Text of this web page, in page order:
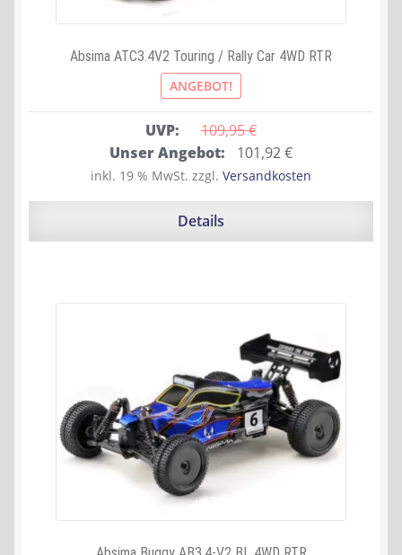
Absima ATC3.4V2 Touring / Rally Car 4WD RTR
ANGEBOT!
UVP: 109,95 €
Ursprünglicher
Preis
war:
Unser Angebot: 101,92€Aktueller
Preis
ist:
inkl. 19 % MwSt. zzgl. Versandkosten
Details